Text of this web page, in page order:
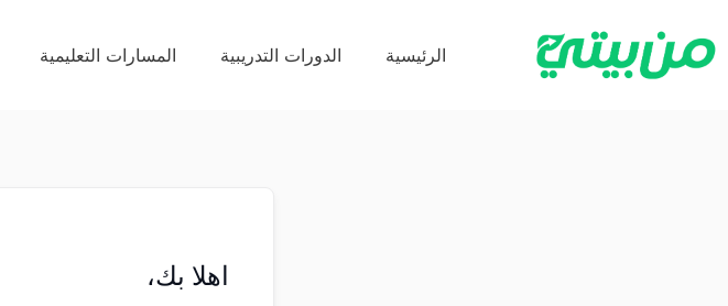
الرئيسية الدورات التدريبية المسارات التعليمية
اهلا بك،